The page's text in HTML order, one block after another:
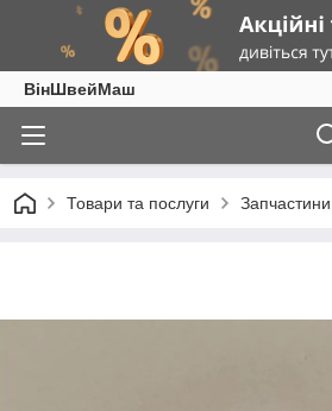
ВінШвейМаш
Товари та послуги